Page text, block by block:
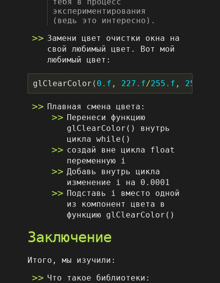
экспериментирования
(ведь это интересно).
Замени цвет очистки окна на
свой любимый цвет. Вот мой
любимый цвет:
glClearColor ( 0.f , 227.f/255.f , 253.f
Плавная смена цвета:
Перенеси функцию
glClearColor() внутрь
цикла while()
создай вне цикла float
переменную i
Добавь внутрь цикла
изменение i на 0.0001
Подставь i вместо одной
из компонент цвета в
функцию glClearColor()
Заключение
Итого, мы изучили:
Что такое библиотеки: